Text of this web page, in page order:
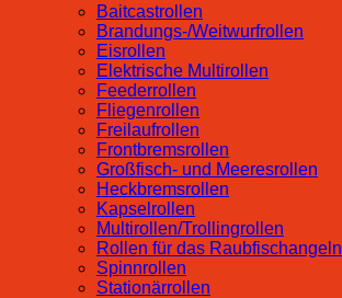
Baitcastrollen
Brandungs-/Weitwurfrollen
Eisrollen
Elektrische Multirollen
Feederrollen
Fliegenrollen
Freilaufrollen
Frontbremsrollen
Großfisch- und Meeresrollen
Heckbremsrollen
Kapselrollen
Multirollen/Trollingrollen
Rollen für das Raubfischangeln
Spinnrollen
Stationärrollen